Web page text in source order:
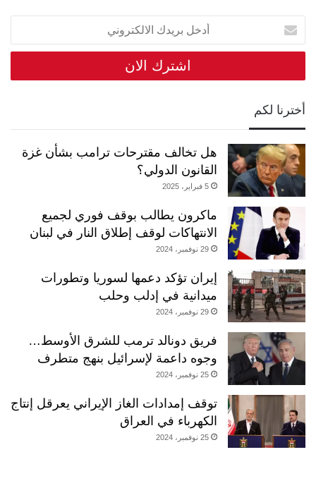
أدخل
بريدك
الالكتروني
أخترنا لكم
هل تخالف مقترحات ترامب بشأن غزة
القانون الدولي؟
5 فبراير، 2025
ماكرون يطالب بوقف فوري لجميع
الانتهاكات لوقف إطلاق النار في لبنان
29 نوفمبر، 2024
إيران تؤكد دعمها لسوريا وتطورات
ميدانية في إدلب وحلب
29 نوفمبر، 2024
فريق دونالد ترمب للشرق الأوسط…
وجوه داعمة لإسرائيل بنهج متطرف
25 نوفمبر، 2024
توقف إمدادات الغاز الإيراني يعرقل إنتاج
الكهرباء في العراق
25 نوفمبر، 2024